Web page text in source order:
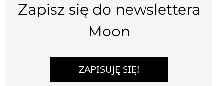
Zapisz się do newslettera
Moon
ZAPISUJĘ SIĘ!